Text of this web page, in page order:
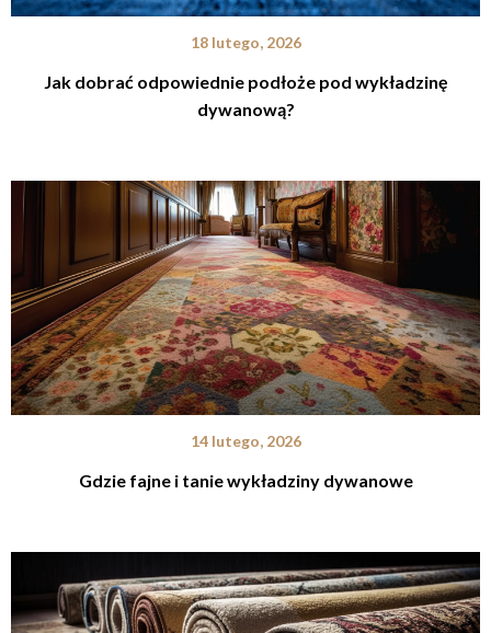
18 lutego, 2026
Jak dobrać odpowiednie podłoże pod wykładzinę
dywanową?
14 lutego, 2026
Gdzie fajne i tanie wykładziny dywanowe